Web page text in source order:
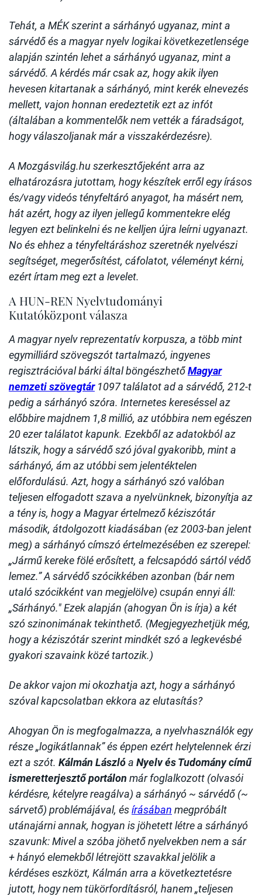
Tehát, a MÉK szerint a sárhányó ugyanaz, mint a
sárvédő és a magyar nyelv logikai következetlensége
alapján szintén lehet a sárhányó ugyanaz, mint a
sárvédő. A kérdés már csak az, hogy akik ilyen
hevesen kitartanak a sárhányó, mint kerék elnevezés
mellett, vajon honnan eredeztetik ezt az infót
(általában a kommentelők nem vették a fáradságot,
hogy válaszoljanak már a visszakérdezésre).
A Mozgásvilág.hu szerkesztőjeként arra az
elhatározásra jutottam, hogy készítek erről egy írásos
és/vagy videós tényfeltáró anyagot, ha másért nem,
hát azért, hogy az ilyen jellegű kommentekre elég
legyen ezt belinkelni és ne kelljen újra leírni ugyanazt.
No és ehhez a tényfeltáráshoz szeretnék nyelvészi
segítséget, megerősítést, cáfolatot, véleményt kérni,
ezért írtam meg ezt a levelet.
A HUN-REN Nyelvtudományi
Kutatóközpont válasza
A magyar nyelv reprezentatív korpusza, a több mint
egymilliárd szövegszót tartalmazó, ingyenes
regisztrációval bárki által böngészhetőMagyar
nemzeti szövegtár1097 találatot ad a sárvédő, 212-t
pedig a sárhányó szóra. Internetes kereséssel az
előbbire majdnem 1,8 millió, az utóbbira nem egészen
20 ezer találatot kapunk. Ezekből az adatokból az
látszik, hogy a sárvédő szó jóval gyakoribb, mint a
sárhányó, ám az utóbbi sem jelentéktelen
előfordulású. Azt, hogy a sárhányó szó valóban
teljesen elfogadott szava a nyelvünknek, bizonyítja az
a tény is, hogy a Magyar értelmező kéziszótár
második, átdolgozott kiadásában (ez 2003-ban jelent
meg) a sárhányó címszó értelmezésében ez szerepel:
„Jármű kereke fölé erősített, a felcsapódó sártól védő
lemez.” A sárvédő szócikkében azonban (bár nem
utaló szócikként van megjelölve) csupán ennyi áll:
„Sárhányó." Ezek alapján (ahogyan Ön is írja) a két
szó szinonimának tekinthető. (Megjegyezhetjük még,
hogy a kéziszótár szerint mindkét szó a legkevésbé
gyakori szavaink közé tartozik.)
De akkor vajon mi okozhatja azt, hogy a sárhányó
szóval kapcsolatban ekkora az elutasítás?
Ahogyan Ön is megfogalmazza, a nyelvhasználók egy
része „logikátlannak” és éppen ezért helytelennek érzi
ezt a szót. Kálmán Lászlóa Nyelv és Tudomány című
ismeretterjesztő portálon már foglalkozott (olvasói
kérdésre, kételyre reagálva) a sárhányó ~ sárvédő (~
sárvető) problémájával, ésírásában megpróbált
utánajárni annak, hogyan is jöhetett létre a sárhányó
szavunk: Mivel a szóba jöhető nyelvekben nem a sár
+ hányó elemekből létrejött szavakkal jelölik a
kérdéses eszközt, Kálmán arra a következtetésre
jutott, hogy nem tükörfordításról, hanem „teljesen